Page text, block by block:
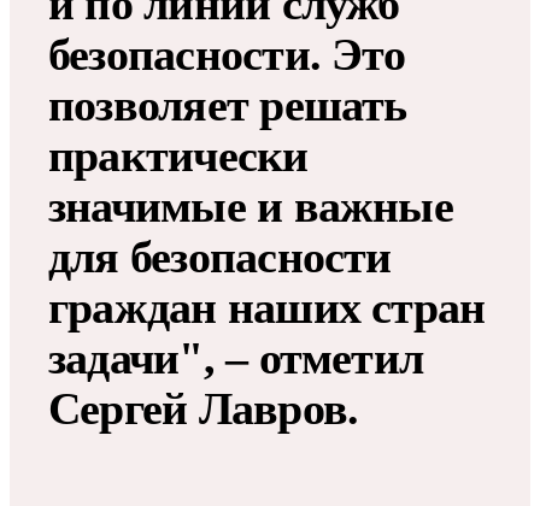
безопасности. Это
позволяет решать
практически
значимые и важные
для безопасности
граждан наших стран
задачи", – отметил
Сергей Лавров.